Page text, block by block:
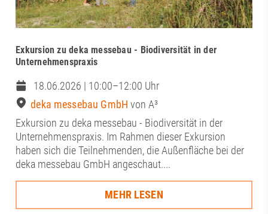
Exkursion zu deka messebau - Biodiversität in der
Unternehmenspraxis
18.06.2026 | 10:00–12:00 Uhr
deka messebau GmbH von A³
Exkursion zu deka messebau - Biodiversität in der
Unternehmenspraxis. Im Rahmen dieser Exkursion
haben sich die Teilnehmenden, die Außenfläche bei der
deka messebau GmbH angeschaut....
MEHR LESEN